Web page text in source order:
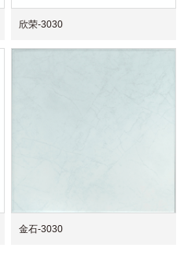
欣荣-3030
金石-3030